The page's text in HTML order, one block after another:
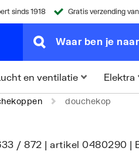
sinds 1918 Gratis verzending
en ventilatie Elektra
douchekop
/ 872 | artikel 0480290 |